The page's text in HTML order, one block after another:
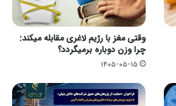
وقتی مغز با رژیم لاغری مقابله میکند:
چرا وزن دوباره برمیگردد؟
۱۴۰۵-۰۵-۱۵